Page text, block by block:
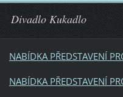
Divadlo Kukadlo
NABÍDKA PŘEDSTAVENÍ
NABÍDKA PŘEDSTAVENÍ